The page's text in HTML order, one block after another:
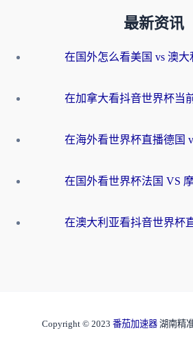
最新资讯
Copyright © 2023 番茄加速器 湖南精